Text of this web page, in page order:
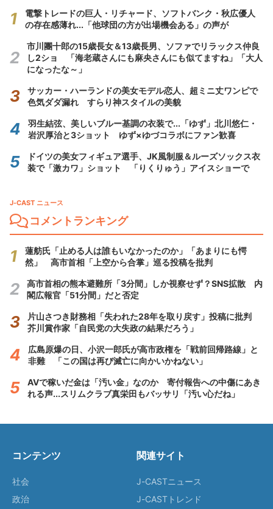
電撃トレードの巨人・リチャード、ソフトバンク・秋広優人
の存在感薄れ...「他球団の方が出場機会ある」の声が
市川團十郎の15歳長女＆13歳長男、ソファでリラックス仲良
し2ショ 「海老蔵さんにも麻央さんにも似てますね」「大人
になったな～」
サッカー・ハーランドの美女モデル恋人、超ミニ丈ワンピで
色気ダダ漏れ すらり神スタイルの美貌
羽生結弦、美しいブルー基調の衣装で...「ゆず」北川悠仁・
岩沢厚治と3ショット ゆず×ゆづコラボにファン歓喜
ドイツの美女フィギュア選手、JK風制服＆ルーズソックス衣
装で「激カワ」ショット 「りくりゅう」アイスショーで
J-CAST ニュース
コメントランキング
蓮舫氏「止める人は誰もいなかったのか」「あまりにも愕
然」 高市首相「上空から合掌」巡る投稿を批判
高市首相の熊本避難所「3分間」しか視察せず？SNS拡散 内
閣広報官「51分間」だと否定
片山さつき財務相「失われた28年を取り戻す」投稿に批判
芥川賞作家「自民党の大失政の結果だろう」
広島原爆の日、小沢一郎氏が高市政権を「戦前回帰路線」と
非難 「この国は再び滅亡に向かいかねない」
AVで稼いだ金は「汚い金」なのか 寄付報告への中傷にあき
れる声...スリムクラブ真栄田もバッサリ「汚い心だね」
コンテンツ
社会
政治
関連サイト
J-CASTニュース
J-CASTトレンド